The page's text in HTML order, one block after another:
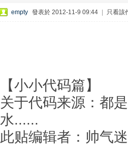
empty 發表於 2012-11-9 09:44 只看該
【小小代码篇】
关于代码来源：都
水......
此贴编辑者：帅气